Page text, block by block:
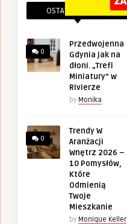
OSTATNIE PINEZKI
0
Przedwojenna
Gdynia jak na
dłoni. „Trefl
Miniatury” w
Rivierze
by Monika
0
Trendy W
Aranżacji
Wnętrz 2026 –
10 Pomysłów,
Które
Odmienią
Twoje
Mieszkanie
by Monique Keller